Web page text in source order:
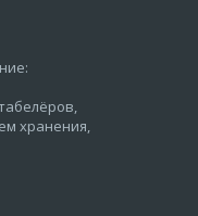
хранения,